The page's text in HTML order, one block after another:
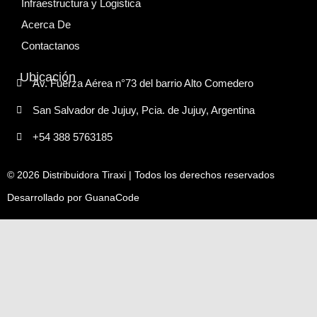
Infraestructura y Logistica
Acerca De
Contactanos
Ubicación
Av. Fuerza Aérea n°73 del barrio Alto Comedero
San Salvador de Jujuy, Pcia. de Jujuy, Argentina
+54 388 5763185
© 2026 Distribuidora Tiraxi | Todos los derechos reservados
Desarrollado por GuanaCode